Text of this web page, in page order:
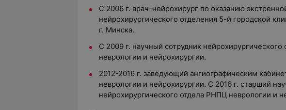
С 2006 г. врач-нейрохирург по оказанию
нейрохирургического отделения 5-й городской
г. Минска.
С 2009 г. научный сотрудник
неврологии и нейрохирургии.
2012-2016 г. заведующий ангиографическим
неврологии и нейрохирургии. С 2016 г. старший
нейрохирургического отдела РНПЦ неврологии и